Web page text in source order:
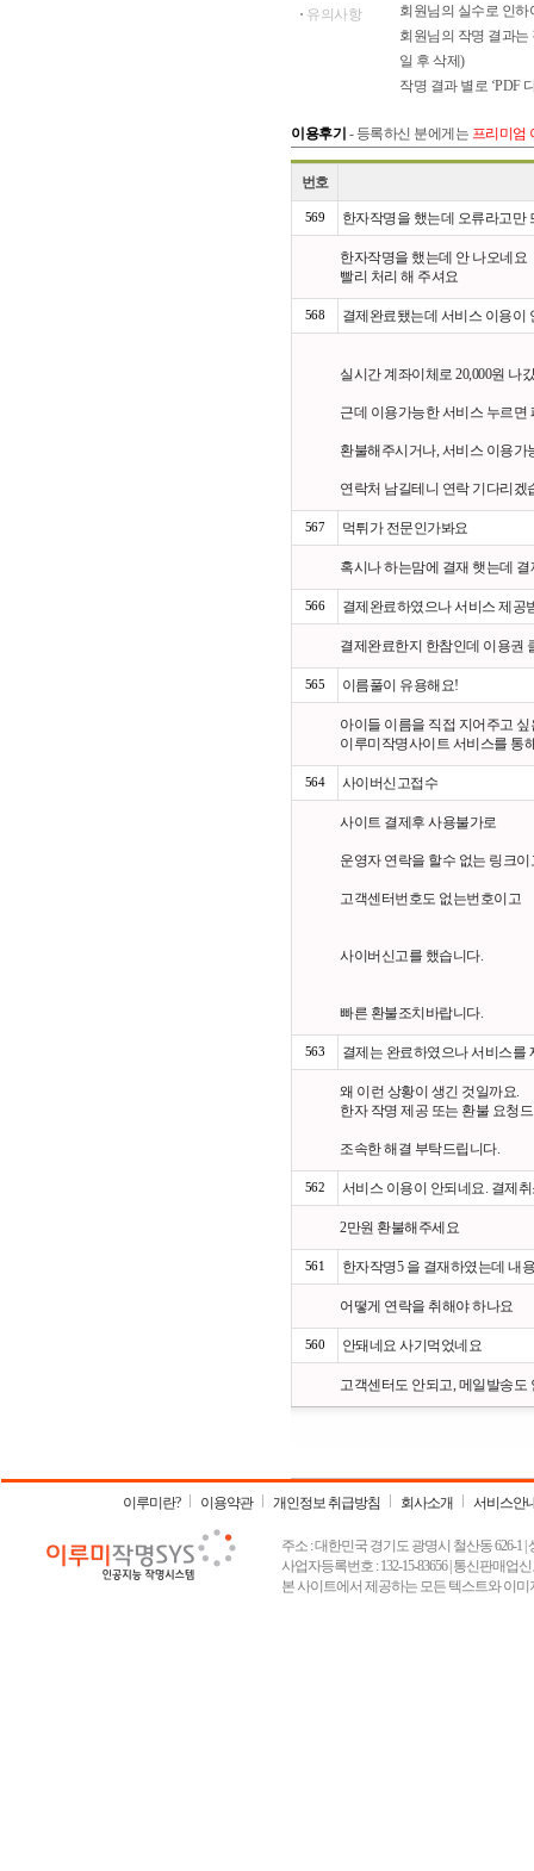
유의사항
회원님의 실수로 인
회원님의 작명 결과는
일 후 삭제)
작명 결과 별로 ‘PDF
이용후기 - 등록하신 분에게는 프리미엄
번호
569 한자작명을 했는데 오류라고만
한자작명을 했는데 안 나오네요
빨리 처리 해 주셔요
568 결제완료됐는데 서비스 이용이
실시간 계좌이체로 20,000원 나
근데 이용가능한 서비스 누르면
환불해주시거나, 서비스 이용가
연락처 남길테니 연락 기다리겠
567 먹튀가 전문인가봐요
혹시나 하는맘에 결재 햇는데
566 결제완료하였으나 서비스 제공
결제완료한지 한참인데 이용권
565 이름풀이 유용해요!
아이들 이름을 직접 지어주고
이루미작명사이트 서비스를 통
564 사이버신고접수
사이트 결제후 사용불가로
운영자 연락을 할수 없는 링크이
고객센터번호도 없는번호이고
사이버신고를 했습니다.
빠른 환불조치바랍니다.
563 결제는 완료하였으나 서비스를
왜 이런 상황이 생긴 것일까요.
한자 작명 제공 또는 환불 요청
조속한 해결 부탁드립니다.
562 서비스 이용이 안되네요. 결제
2만원 환불해주세요
561 한자작명5 을 결재하였는데 내
어떻게 연락을 취해야 하나요
560 안돼네요 사기먹었네요
고객센터도 안되고, 메일발송도
이루미란? 이용약관 개인정보 취급방침 회사소개 서비스안
주소 : 대한민국 경기도 광명시 철산동 626-1 |
사업자등록번호 : 132-15-83656 | 통신판매업
본 사이트에서 제공하는 모든 텍스트와 이